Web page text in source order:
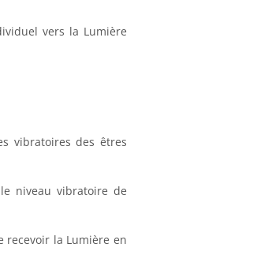
vers la Lumière
vibratoires des êtres
niveau vibratoire de
recevoir la Lumière en